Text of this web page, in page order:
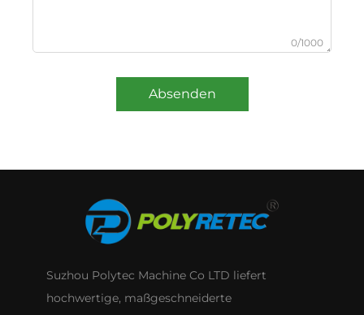
0/1000
Absenden
Suzhou Polytec Machine Co LTD liefert
hochwertige, maßgeschneiderte